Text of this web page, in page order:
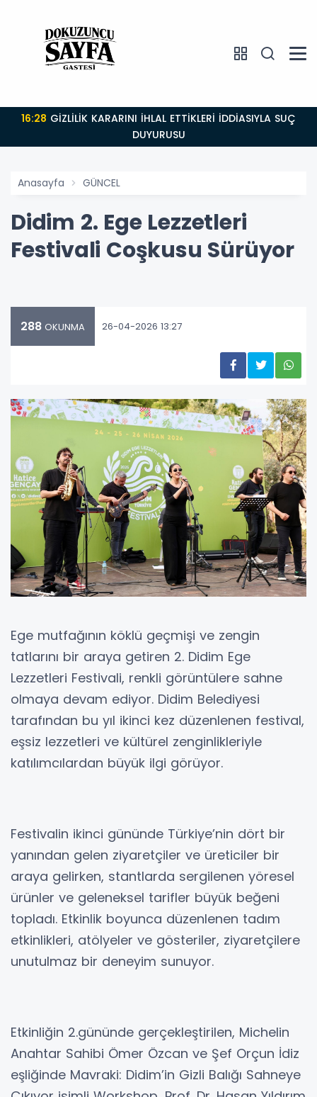
16:28
DUYURUSU
Anasayfa GÜNCEL
Didim 2. Ege Lezzetleri
Festivali Coşkusu Sürüyor
288 OKUNMA 26-04-2026 13:27
Ege mutfağının köklü geçmişi ve zengin
tatlarını bir araya getiren 2. Didim Ege
Lezzetleri Festivali, renkli görüntülere sahne
olmaya devam ediyor. Didim Belediyesi
tarafından bu yıl ikinci kez düzenlenen festival,
eşsiz lezzetleri ve kültürel zenginlikleriyle
katılımcılardan büyük ilgi görüyor.
Festivalin ikinci gününde Türkiye’nin dört bir
yanından gelen ziyaretçiler ve üreticiler bir
araya gelirken, stantlarda sergilenen yöresel
ürünler ve geleneksel tarifler büyük beğeni
topladı. Etkinlik boyunca düzenlenen tadım
etkinlikleri, atölyeler ve gösteriler, ziyaretçilere
unutulmaz bir deneyim sunuyor.
Etkinliğin 2.gününde gerçekleştirilen, Michelin
Anahtar Sahibi Ömer Özcan ve Şef Orçun İdiz
eşliğinde Mavraki: Didim’in Gizli Balığı Sahneye